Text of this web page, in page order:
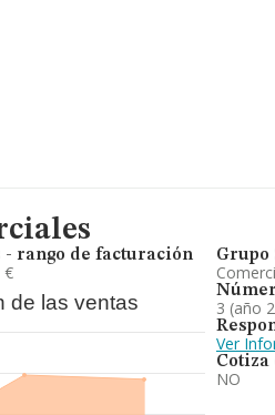
- rango de facturación
€
de las ventas
Grupo
3 (año
Ver
Cotiza
NO